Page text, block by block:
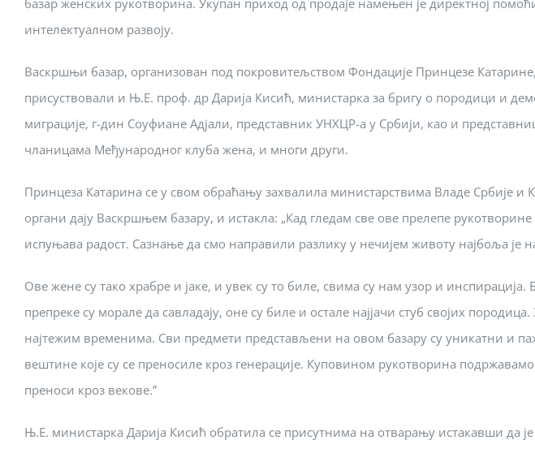
базар женских рукотворина. Укупан приход од продаје намењен је директној
интелектуалном развоју.
Васкршњи базар, организован под покровитељством Фондације Принцезе
присуствовали и Њ.Е. проф. др Дарија Кисић, министарка за бригу о породици и
миграције, г-дин Соуфиане Адјали, представник УНХЦР-а у Србији, као и
чланицама Међународног клуба жена, и многи други.
Принцеза Катарина се у свом обраћању захвалила министарствима Владе Србије
органи дају Васкршњем базару, и истакла: „Кад гледам све ове прелепе
испуњава радост. Сазнање да смо направили разлику у нечијем животу најбоља је
Ове жене су тако храбре и јаке, и увек су то биле, свима су нам узор и
препреке су морале да савладају, оне су биле и остале најјачи стуб својих
најтежим временима. Сви предмети представљени на овом базару су уникатни
вештине које су се преносиле кроз генерације. Куповином рукотворина
преноси кроз векове.”
Њ.Е. министарка Дарија Кисић обратила се присутнима на отварању истакавши да